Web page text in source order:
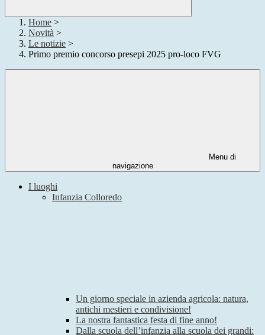
Home >
Novità >
Le notizie >
Primo premio concorso presepi 2025 pro-loco FVG
Menu di
navigazione
I luoghi
Infanzia Colloredo
Un giorno speciale in azienda agricola: natura,
antichi mestieri e condivisione!
La nostra fantastica festa di fine anno!
Dalla scuola dell’infanzia alla scuola dei grandi: